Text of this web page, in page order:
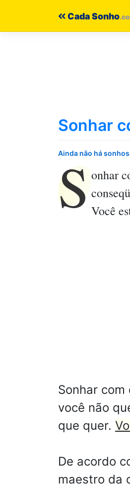
Cada Sonho
Sonhar
Ainda não há
S onhar
Você
Sonhar
você não
que quer.
De acordo
maestro da